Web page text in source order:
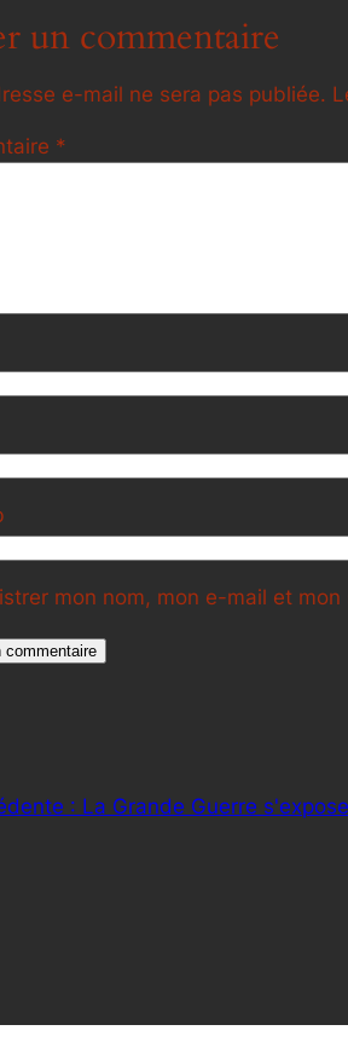
un commentaire
e-mail ne sera pas publiée.
*
mon nom, mon e-mail et
: La Grande Guerre s'expose